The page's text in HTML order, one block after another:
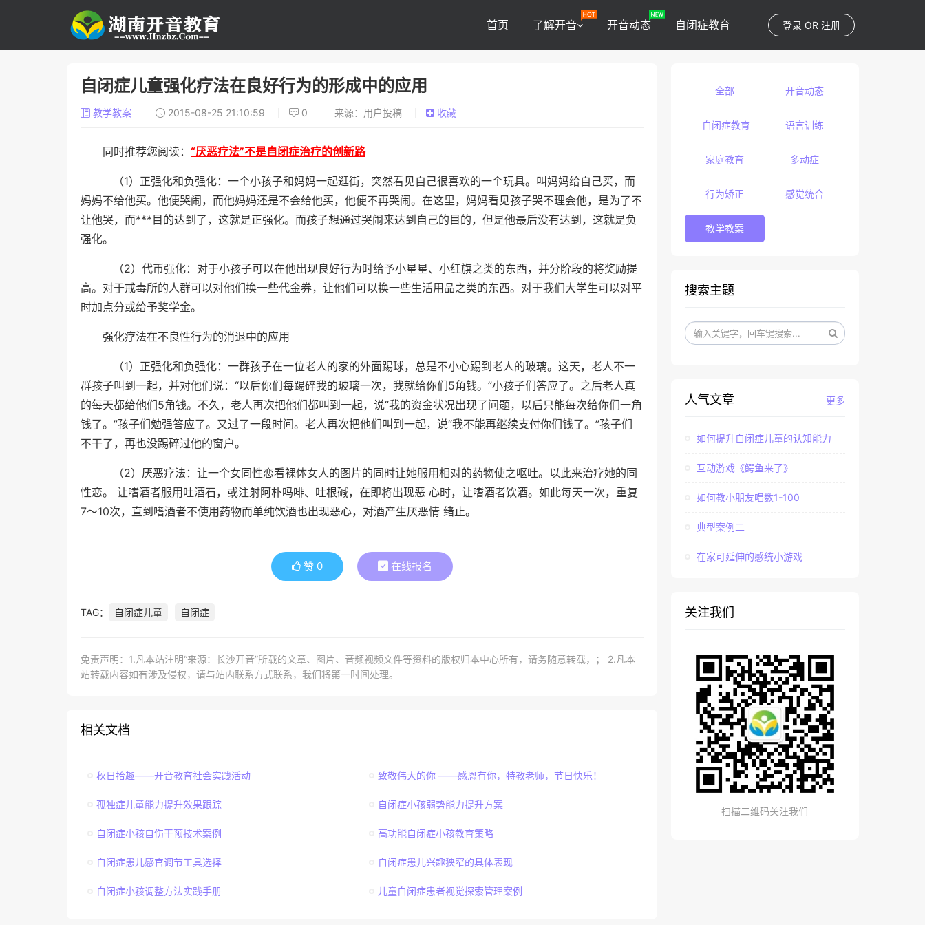
登录 OR 注册
首页 了解开音 开音动态 自闭症教育
自闭症儿童强化疗法在良好行为的形成中的应用
教学教案 2015-08-25 21:10:59 0 来源：用户投稿 收藏
同时推荐您阅读： “厌恶疗法”不是自闭症治疗的创新路
（1）正强化和负强化：一个小孩子和妈妈一起逛街，突然看见自己很喜欢的一个玩具。叫妈妈给自己买，而
妈妈不给他买。他便哭闹，而他妈妈还是不会给他买，他便不再哭闹。在这里，妈妈看见孩子哭不理会他，是为了不
让他哭，而***目的达到了，这就是正强化。而孩子想通过哭闹来达到自己的目的，但是他最后没有达到，这就是负
强化。
（2）代币强化：对于小孩子可以在他出现良好行为时给予小星星、小红旗之类的东西，并分阶段的将奖励提
高。对于戒毒所的人群可以对他们换一些代金券，让他们可以换一些生活用品之类的东西。对于我们大学生可以对平
时加点分或给予奖学金。
强化疗法在不良性行为的消退中的应用
（1）正强化和负强化：一群孩子在一位老人的家的外面踢球，总是不小心踢到老人的玻璃。这天，老人不一
群孩子叫到一起，并对他们说：“以后你们每踢碎我的玻璃一次，我就给你们5角钱。”小孩子们答应了。之后老人真
的每天都给他们5角钱。不久，老人再次把他们都叫到一起，说“我的资金状况出现了问题，以后只能每次给你们一角
钱了。”孩子们勉强答应了。又过了一段时间。老人再次把他们叫到一起，说“我不能再继续支付你们钱了。”孩子们
不干了，再也没踢碎过他的窗户。
（2）厌恶疗法：让一个女同性恋看裸体女人的图片的同时让她服用相对的药物使之呕吐。以此来治疗她的同
性恋。 让嗜酒者服用吐酒石，或注射阿朴吗啡、吐根碱，在即将出现恶 心时，让嗜酒者饮酒。如此每天一次，重复
7～10次，直到嗜酒者不使用药物而单纯饮酒也出现恶心，对酒产生厌恶情 绪止。
赞 0 在线报名
TAG： 自闭症儿童 自闭症
免责声明：1.凡本站注明“来源：长沙开音”所载的文章、图片、音频视频文件等资料的版权归本中心所有，请务随意转载，； 2.凡本
站转载内容如有涉及侵权，请与站内联系方式联系，我们将第一时间处理。
相关文档
秋日拾趣——开音教育社会实践活动 致敬伟大的你 ——感恩有你，特教老师，节日快乐！
孤独症儿童能力提升效果跟踪 自闭症小孩弱势能力提升方案
自闭症小孩自伤干预技术案例 高功能自闭症小孩教育策略
自闭症患儿感官调节工具选择 自闭症患儿兴趣狭窄的具体表现
自闭症小孩调整方法实践手册 儿童自闭症患者视觉探索管理案例
全部 开音动态
自闭症教育 语言训练
家庭教育 多动症
行为矫正 感觉统合
教学教案
搜索主题
更多
人气文章
如何提升自闭症儿童的认知能力
互动游戏《鳄鱼来了》
如何教小朋友唱数1-100
典型案例二
在家可延伸的感统小游戏
关注我们
扫描二维码关注我们